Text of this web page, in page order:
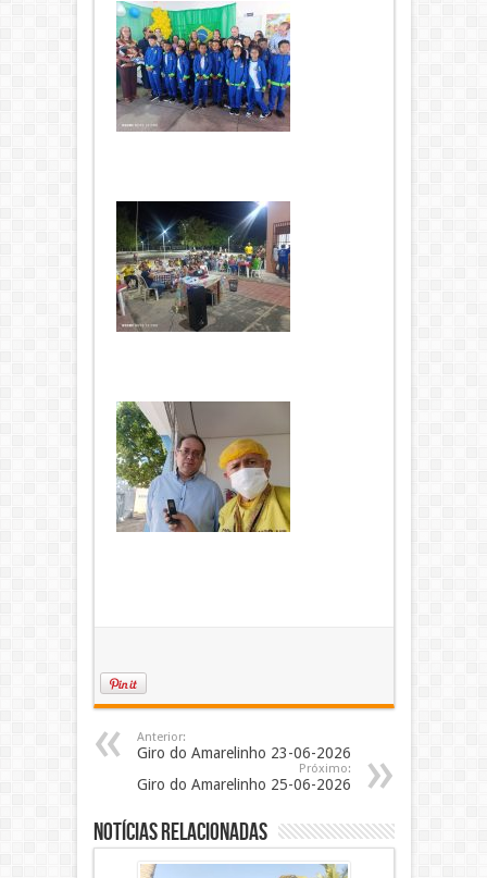
Anterior:
Giro do Amarelinho 23-06-2026
Próximo:
Giro do Amarelinho 25-06-2026
Notícias Relacionadas